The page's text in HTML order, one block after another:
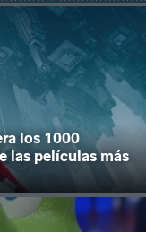
los 1000
las películas más